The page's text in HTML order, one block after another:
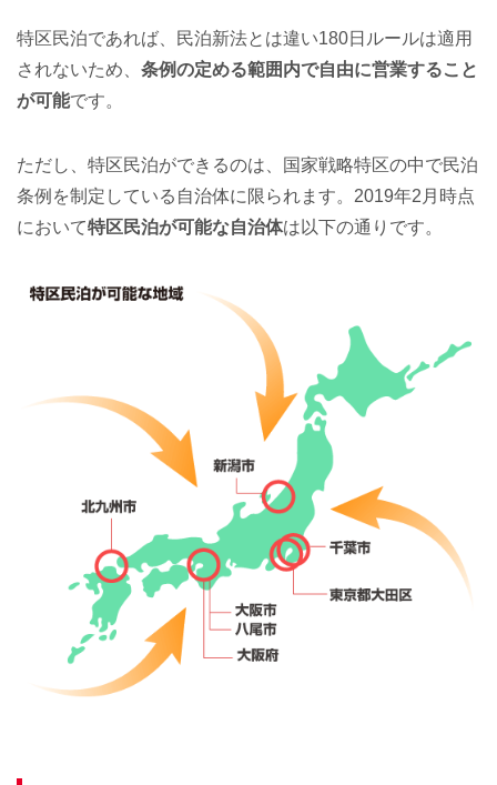
特区民泊であれば、民泊新法とは違い180日ルールは適用
されないため、 条例の定める範囲内で自由に営業すること
が可能です。
ただし、特区民泊ができるのは、国家戦略特区の中で民泊
条例を制定している自治体に限られます。2019年2月時点
において特区民泊が可能な自治体は以下の通りです。